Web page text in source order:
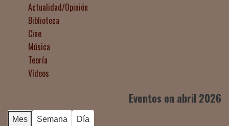
Actualidad/Opinión
Biblioteca
Cine
Música
Teoría
Vídeos
Eventos en abril 2026
Mes Semana Día